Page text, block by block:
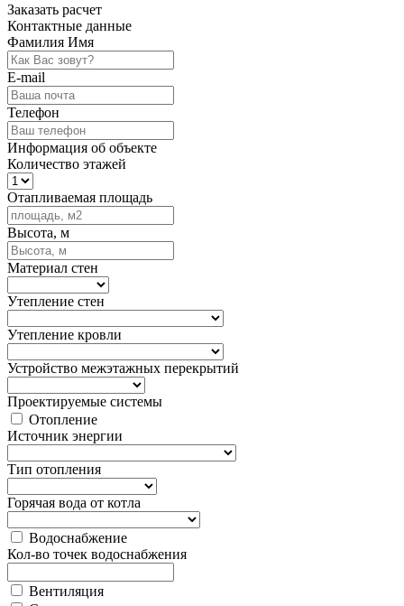
Заказать расчет
Контактные данные
Фамилия Имя
E-mail
Телефон
Информация об объекте
Количество этажей
Отапливаемая площадь
Высота, м
Материал стен
Утепление стен
Утепление кровли
Устройство межэтажных перекрытий
Проектируемые системы
Отопление
Источник энергии
Тип отопления
Горячая вода от котла
Водоснабжение
Кол-во точек водоснабжения
Вентиляция